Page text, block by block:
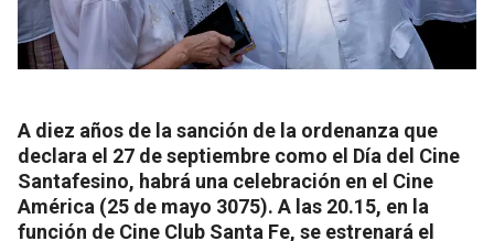
A diez años de la sanción de la ordenanza que
declara el 27 de septiembre como el Día del Cine
Santafesino, habrá una celebración en el Cine
América (25 de mayo 3075). A las 20.15, en la
función de Cine Club Santa Fe, se estrenará el